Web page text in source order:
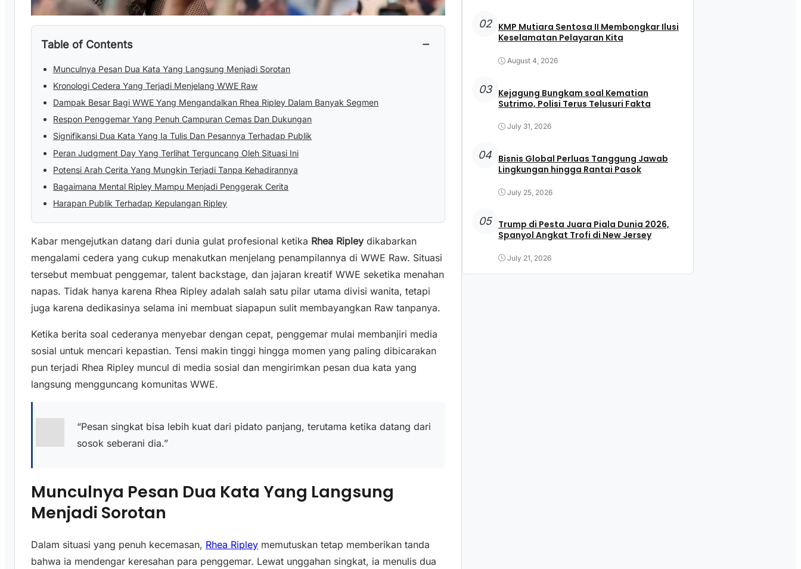
Table of Contents −
Munculnya Pesan Dua Kata Yang Langsung Menjadi Sorotan
Kronologi Cedera Yang Terjadi Menjelang WWE Raw
Dampak Besar Bagi WWE Yang Mengandalkan Rhea Ripley Dalam Banyak Segmen
Respon Penggemar Yang Penuh Campuran Cemas Dan Dukungan
Signifikansi Dua Kata Yang Ia Tulis Dan Pesannya Terhadap Publik
Peran Judgment Day Yang Terlihat Terguncang Oleh Situasi Ini
Potensi Arah Cerita Yang Mungkin Terjadi Tanpa Kehadirannya
Bagaimana Mental Ripley Mampu Menjadi Penggerak Cerita
Harapan Publik Terhadap Kepulangan Ripley
Kabar mengejutkan datang dari dunia gulat profesional ketika Rhea Ripleydikabarkan
mengalami cedera yang cukup menakutkan menjelang penampilannya di WWE Raw. Situasi
tersebut membuat penggemar, talent backstage, dan jajaran kreatif WWE seketika menahan
napas. Tidak hanya karena Rhea Ripley adalah salah satu pilar utama divisi wanita, tetapi
juga karena dedikasinya selama ini membuat siapapun sulit membayangkan Raw tanpanya.
Ketika berita soal cederanya menyebar dengan cepat, penggemar mulai membanjiri media
sosial untuk mencari kepastian. Tensi makin tinggi hingga momen yang paling dibicarakan
pun terjadi Rhea Ripley muncul di media sosial dan mengirimkan pesan dua kata yang
langsung mengguncang komunitas WWE.
“Pesan singkat bisa lebih kuat dari pidato panjang, terutama ketika datang dari
sosok seberani dia.”
Munculnya Pesan Dua Kata Yang Langsung
Menjadi Sorotan
Dalam situasi yang penuh kecemasan, Rhea Ripley memutuskan tetap memberikan tanda
bahwa ia mendengar keresahan para penggemar. Lewat unggahan singkat, ia menulis dua
02
KMP Mutiara Sentosa II Membongkar Ilusi
Keselamatan Pelayaran Kita
August 4, 2026
03
Kejagung Bungkam soal Kematian
Sutrimo, Polisi Terus Telusuri Fakta
July 31, 2026
04 Bisnis Global Perluas Tanggung Jawab
Lingkungan hingga Rantai Pasok
July 25, 2026
05
Trump di Pesta Juara Piala Dunia 2026,
Spanyol Angkat Trofi di New Jersey
July 21, 2026